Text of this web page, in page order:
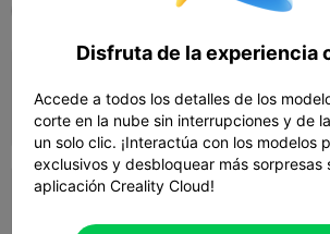
K2 Pro
 01h 57m 1 plates
0.2mm layer, 3 walls, 10%
Disfruta de la experiencia
Accede a todos los detalles de los
corte en la nube sin interrupciones y de
un solo clic. ¡Interactúa con los modelos
exclusivos y desbloquear más sorpresas
aplicación Creality Cloud!